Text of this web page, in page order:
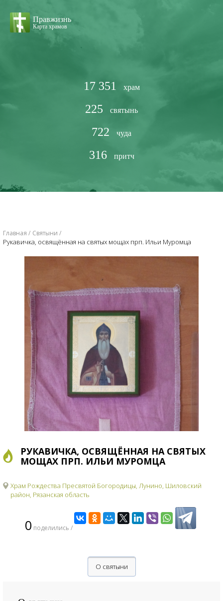
Правжизнь
Карта храмов
17 351 храм
225 святынь
722 чуда
316 притч
Главная Святыни
Рукавичка, освящённая на святых мощах прп. Ильи Муромца
РУКАВИЧКА, ОСВЯЩЁННАЯ НА СВЯТЫХ
МОЩАХ ПРП. ИЛЬИ МУРОМЦА
Храм Рождества Пресвятой Богородицы, Лунино, Шиловский
район, Рязанская область
0 поделились /
О святыни